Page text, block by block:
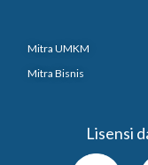
Mitra UMKM
Mitra Bisnis
Lisensi